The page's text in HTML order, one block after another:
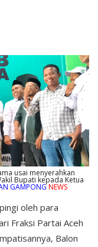
usai menyerahkan
Bupati kepada Ketua
GAMPONGNEWS
oleh para
Fraksi Partai Aceh
Balon